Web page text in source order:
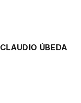
CLAUDIO ÚBEDA